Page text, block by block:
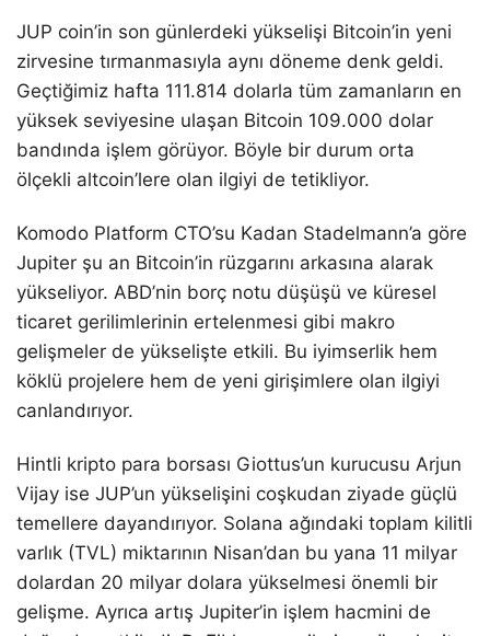
JUP coin’in son günlerdeki yükselişi Bitcoin’in yeni
zirvesine tırmanmasıyla aynı döneme denk geldi.
Geçtiğimiz hafta 111.814 dolarla tüm zamanların en
yüksek seviyesine ulaşan Bitcoin 109.000 dolar
bandında işlem görüyor. Böyle bir durum orta
ölçekli altcoin’lere olan ilgiyi de tetikliyor.
Komodo Platform CTO’su Kadan Stadelmann’a göre
Jupiter şu an Bitcoin’in rüzgarını arkasına alarak
yükseliyor. ABD’nin borç notu düşüşü ve küresel
ticaret gerilimlerinin ertelenmesi gibi makro
gelişmeler de yükselişte etkili. Bu iyimserlik hem
köklü projelere hem de yeni girişimlere olan ilgiyi
canlandırıyor.
Hintli kripto para borsası Giottus’un kurucusu Arjun
Vijay ise JUP’un yükselişini coşkudan ziyade güçlü
temellere dayandırıyor. Solana ağındaki toplam kilitli
varlık (TVL) miktarının Nisan’dan bu yana 11 milyar
dolardan 20 milyar dolara yükselmesi önemli bir
gelişme. Ayrıca artış Jupiter’in işlem hacmini de